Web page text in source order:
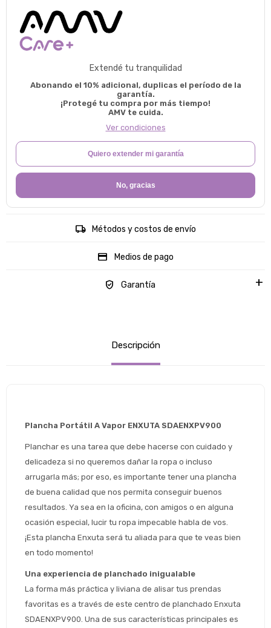
Extendé tu tranquilidad
Abonando el 10% adicional, duplicas el período de la
garantía.
¡Protegé tu compra por más tiempo!
AMV te cuida.
Ver condiciones
Quiero extender mi garantía
No, gracias
Métodos y costos de envío
Medios de pago
Garantía
Descripción
Plancha Portátil A Vapor ENXUTA SDAENXPV900
Planchar es una tarea que debe hacerse con cuidado y
delicadeza si no queremos dañar la ropa o incluso
arrugarla más; por eso, es importante tener una plancha
de buena calidad que nos permita conseguir buenos
resultados. Ya sea en la oficina, con amigos o en alguna
ocasión especial, lucir tu ropa impecable habla de vos.
¡Esta plancha Enxuta será tu aliada para que te veas bien
en todo momento!
Una experiencia de planchado inigualable
La forma más práctica y liviana de alisar tus prendas
favoritas es a través de este centro de planchado Enxuta
SDAENXPV900. Una de sus características principales es